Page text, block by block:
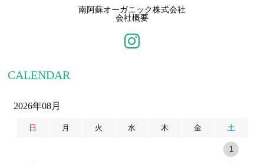
南阿蘇オーガニック株式会社
会社概要
CALENDAR
2026年08月
日 月 火 水 木 金 土
1